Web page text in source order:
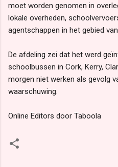
moet worden genomen in
lokale overheden,
agentschappen in het gebied
De afdeling zei dat het werd
schoolbussen in Cork, Kerry,
morgen niet werken als gevolg
waarschuwing.
Online Editors door Taboola